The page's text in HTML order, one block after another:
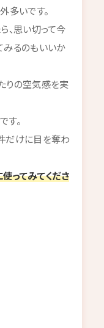
多いです。
、思い切って今
みるのもいいか
りの空気感を実
す。
だけに目を奪わ
ってみてくださ